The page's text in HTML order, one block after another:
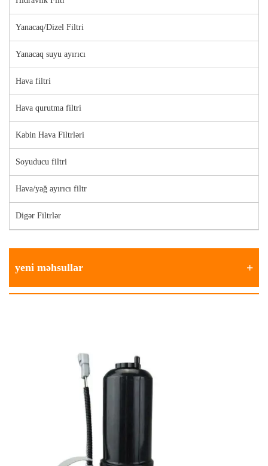
Yanacaq/Dizel Filtri
Yanacaq suyu ayırıcı
Hava filtri
Hava qurutma filtri
Kabin Hava Filtrləri
Soyuducu filtri
Hava/yağ ayırıcı filtr
Digər Filtrlər
yeni məhsullar